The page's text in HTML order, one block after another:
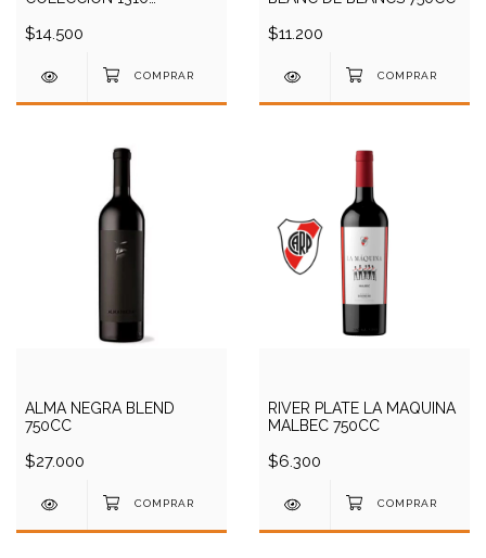
$14.500 $11.200
ALMA NEGRA BLEND
750CC
$27.000
RIVER PLATE LA MAQUINA
MALBEC 750CC
$6.300